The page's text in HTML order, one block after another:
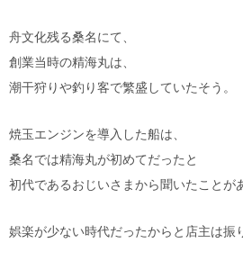
舟文化残る桑名にて、
創業当時の精海丸は、
潮干狩りや釣り客で繁盛していたそう。
焼玉エンジンを導入した船は、
桑名では精海丸が初めてだったと
初代であるおじいさまから聞いたことが
娯楽が少ない時代だったからと店主は振